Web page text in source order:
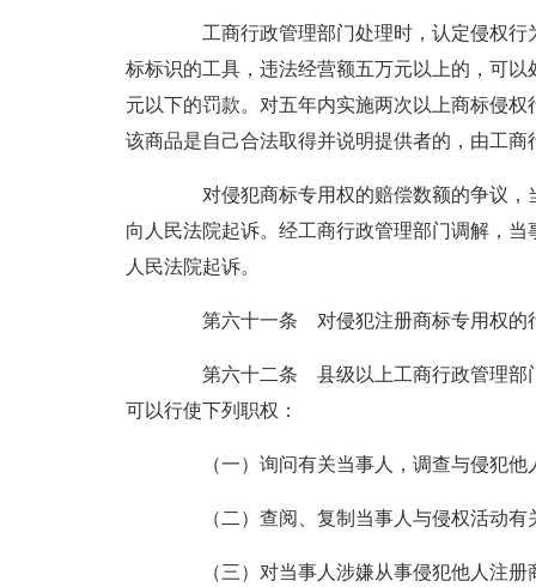
工商行政管理部门处理时，认定侵权行
标标识的工具，违法经营额五万元以上的，可
元以下的罚款。对五年内实施两次以上商标侵
该商品是自己合法取得并说明提供者的，由工
对侵犯商标专用权的赔偿数额的争议，
向人民法院起诉。经工商行政管理部门调解，
人民法院起诉。
第六十一条 对侵犯注册商标专用权的行
第六十二条 县级以上工商行政管理部门
可以行使下列职权：
（一）询问有关当事人，调查与侵犯他
（二）查阅、复制当事人与侵权活动有
（三）对当事人涉嫌从事侵犯他人注册